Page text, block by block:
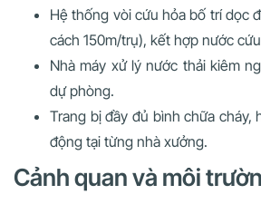
Hệ thống vòi cứu hỏa bố trí dọc
cách 150m/trụ), kết hợp nước
Nhà máy xử lý nước thải kiêm
dự phòng.
Trang bị đầy đủ bình chữa cháy,
động tại từng nhà xưởng.
Cảnh quan và môi